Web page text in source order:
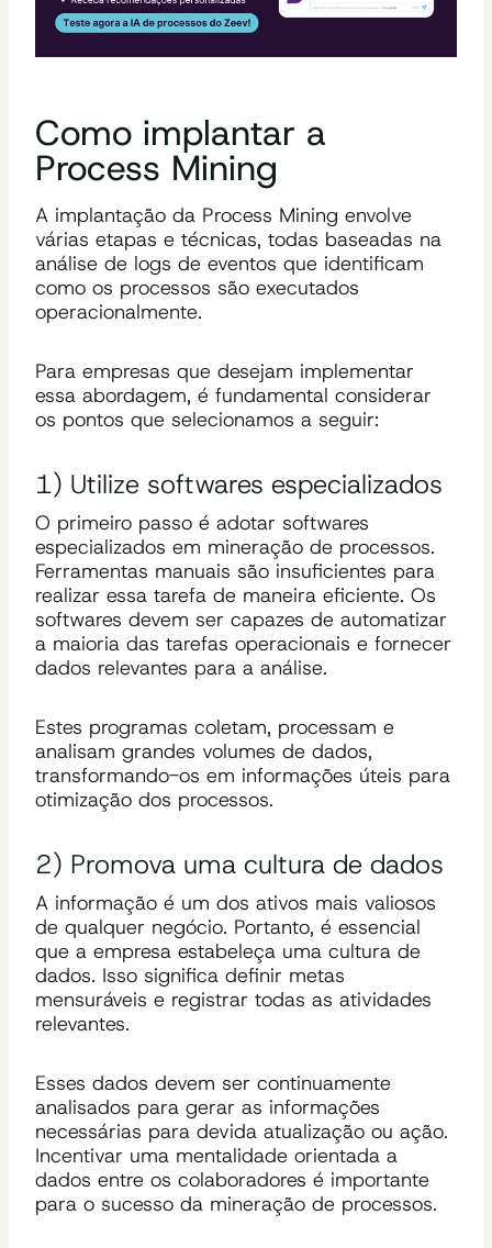
Como implantar a
Process Mining
A implantação da Process Mining envolve
várias etapas e técnicas, todas baseadas na
análise de logs de eventos que identificam
como os processos são executados
operacionalmente.
Para empresas que desejam implementar
essa abordagem, é fundamental considerar
os pontos que selecionamos a seguir:
1) Utilize softwares especializados
O primeiro passo é adotar softwares
especializados em mineração de processos.
Ferramentas manuais são insuficientes para
realizar essa tarefa de maneira eficiente. Os
softwares devem ser capazes de automatizar
a maioria das tarefas operacionais e fornecer
dados relevantes para a análise.
Estes programas coletam, processam e
analisam grandes volumes de dados,
transformando-os em informações úteis para
otimização dos processos.
2) Promova uma cultura de dados
A informação é um dos ativos mais valiosos
de qualquer negócio. Portanto, é essencial
que a empresa estabeleça uma cultura de
dados. Isso significa definir metas
mensuráveis e registrar todas as atividades
relevantes.
Esses dados devem ser continuamente
analisados para gerar as informações
necessárias para devida atualização ou ação.
Incentivar uma mentalidade orientada a
dados entre os colaboradores é importante
para o sucesso da mineração de processos.